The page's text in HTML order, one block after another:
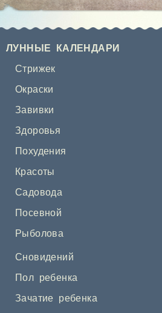
ЛУННЫЕ КАЛЕНДАРИ
Стрижек
Окраски
Завивки
Здоровья
Похудения
Красоты
Садовода
Посевной
Рыболова
Сновидений
Пол ребенка
Зачатие ребенка